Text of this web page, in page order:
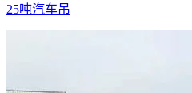
25吨汽车吊